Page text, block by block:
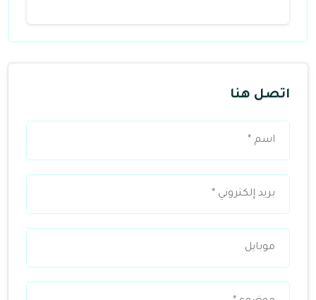
اتصل هنا